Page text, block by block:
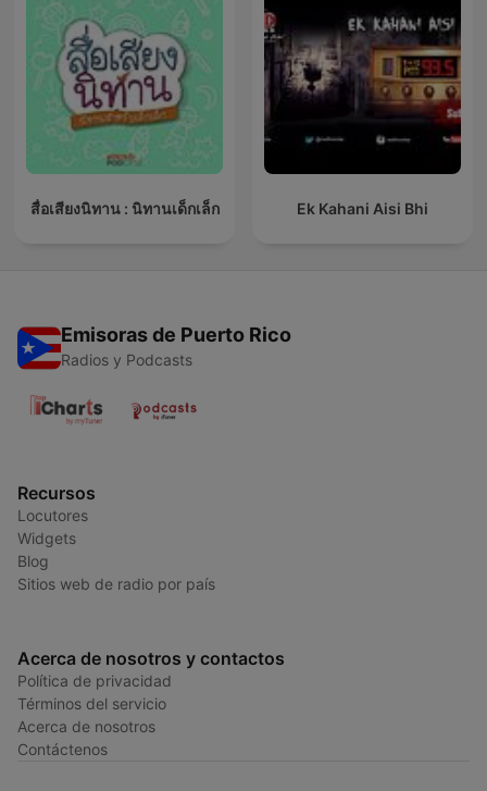
สื่อเสียงนิทาน : นิทานเด็กเล็ก Ek Kahani Aisi Bhi
Emisoras de Puerto Rico
Radios y Podcasts
Recursos
Locutores
Widgets
Blog
Sitios web de radio por país
Acerca de nosotros y contactos
Política de privacidad
Términos del servicio
Acerca de nosotros
Contáctenos